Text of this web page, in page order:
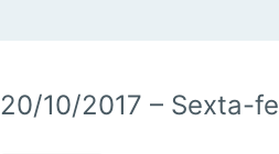
20/10/2017 – Sexta-